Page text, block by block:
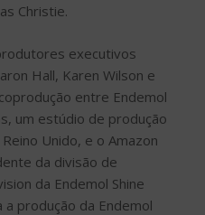
Christie.
executivos
Hall, Karen Wilson e
entre Endemol
um estúdio de produção
Unido, e o Amazon
da divisão de
da Endemol Shine
produção da Endemol